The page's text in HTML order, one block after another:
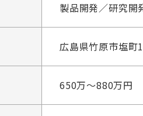
製品開発／研究開
広島県竹原市塩町
650万～880万円